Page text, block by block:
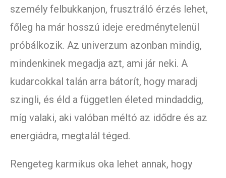
személy felbukkanjon, frusztráló érzés lehet,
főleg ha már hosszú ideje eredménytelenül
próbálkozik. Az univerzum azonban mindig,
mindenkinek megadja azt, ami jár neki. A
kudarcokkal talán arra bátorít, hogy maradj
szingli, és éld a független életed mindaddig,
míg valaki, aki valóban méltó az idődre és az
energiádra, megtalál téged.
Rengeteg karmikus oka lehet annak, hogy